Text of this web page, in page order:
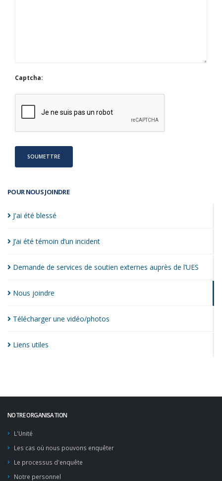
POUR NOUS JOINDRE
J'ai été blessé
J’ai été témoin d’un incident
Demande de services de soutien externes auprès de l’UES
Nous joindre
Télécharger une vidéo/photos
Liens utiles
Captcha:
SOUMETTRE
NOTRE ORGANISATION
L'Unité
Les cas où nous pouvons enquêter
Le processus d'enquête
Notre personnel